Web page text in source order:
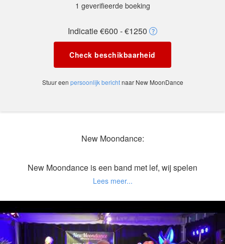
1 geverifieerde boeking
Indicatie €600 - €1250
Check beschikbaarheid
Stuur een persoonlijk berichtnaar New MoonDance
New Moondance:
New Moondance is een band met lef, wij spelen
nummers waar niet iedere band zich aan waagt.
een latin of jazzy sausje, van Santana tot Van
Morrison, van Magriet Eshuijs tot Fleetwood Mac,
Sade en Diana Krall. Dat kan alleen maar met